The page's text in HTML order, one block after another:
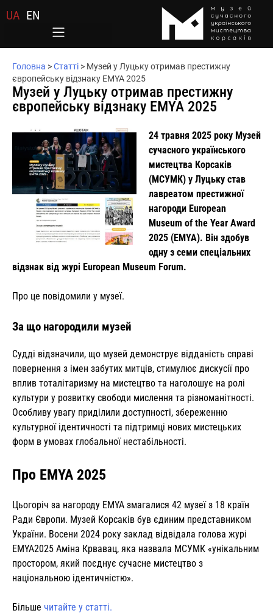
UA EN
Головна >Статті > Музей у Луцьку отримав престижну
європейську відзнаку EMYA 2025
Музей у Луцьку отримав престижну
європейську відзнаку EMYA 2025
24 травня 2025 року Музей
сучасного українського
мистецтва Корсаків
(МСУМК) у Луцьку став
лавреатом престижної
нагороди European
Museum of the Year Award
2025 (EMYA). Він здобув
одну з семи спеціальних
відзнак від журі European Museum Forum.
Про це повідомили у музеї.
За що нагородили музей
Судді відзначили, що музей демонструє відданість справі
повернення з імен забутих митців, стимулює дискусії про
вплив тоталітаризму на мистецтво та наголошує на ролі
культури у розвитку свободи мислення та різноманітності.
Особливу увагу приділили доступності, збереженню
культурної ідентичності та підтримці нових мистецьких
форм в умовах глобальної нестабільності.
Про EMYA 2025
Цьогоріч за нагороду EMYA змагалися 42 музеї з 18 країн
Ради Європи. Музей Корсаків був єдиним представником
України. Восени 2024 року заклад відвідала голова журі
EMYA2025 Аміна Крвавац, яка назвала МСУМК «унікальним
простором, який поєднує сучасне мистецтво з
національною ідентичністю».
Більше читайте у статті.